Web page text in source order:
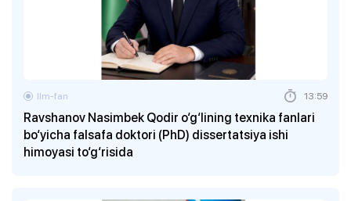
Ravshanov Nasimbek Qodir o‘g‘lining texnika fanlari
bo‘yicha falsafa doktori (PhD) dissertatsiya ishi
himoyasi to‘g‘risida
Ilm-fan 13:59